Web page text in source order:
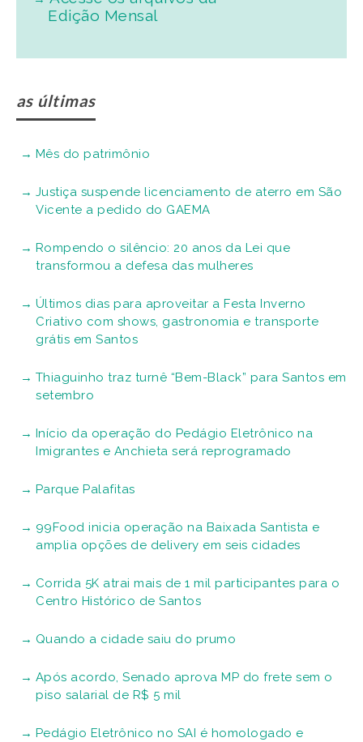
Edição Mensal
as últimas
Mês do patrimônio
Justiça suspende licenciamento de aterro em São
Vicente a pedido do GAEMA
Rompendo o silêncio: 20 anos da Lei que
transformou a defesa das mulheres
Últimos dias para aproveitar a Festa Inverno
Criativo com shows, gastronomia e transporte
grátis em Santos
Thiaguinho traz turnê “Bem-Black” para Santos em
setembro
Início da operação do Pedágio Eletrônico na
Imigrantes e Anchieta será reprogramado
Parque Palafitas
99Food inicia operação na Baixada Santista e
amplia opções de delivery em seis cidades
Corrida 5K atrai mais de 1 mil participantes para o
Centro Histórico de Santos
Quando a cidade saiu do prumo
Após acordo, Senado aprova MP do frete sem o
piso salarial de R$ 5 mil
Pedágio Eletrônico no SAI é homologado e